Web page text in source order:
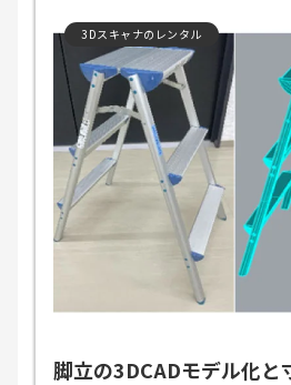
3Dスキャナのレンタル
脚立の3DCADモデル化と